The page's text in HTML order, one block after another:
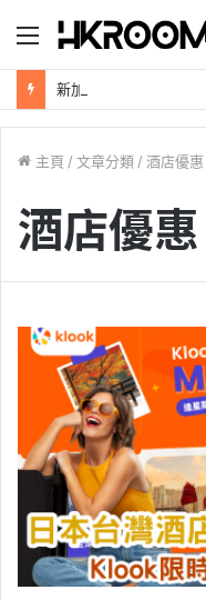
錄
主頁 / 文章分類 / 酒店優惠
酒店優惠